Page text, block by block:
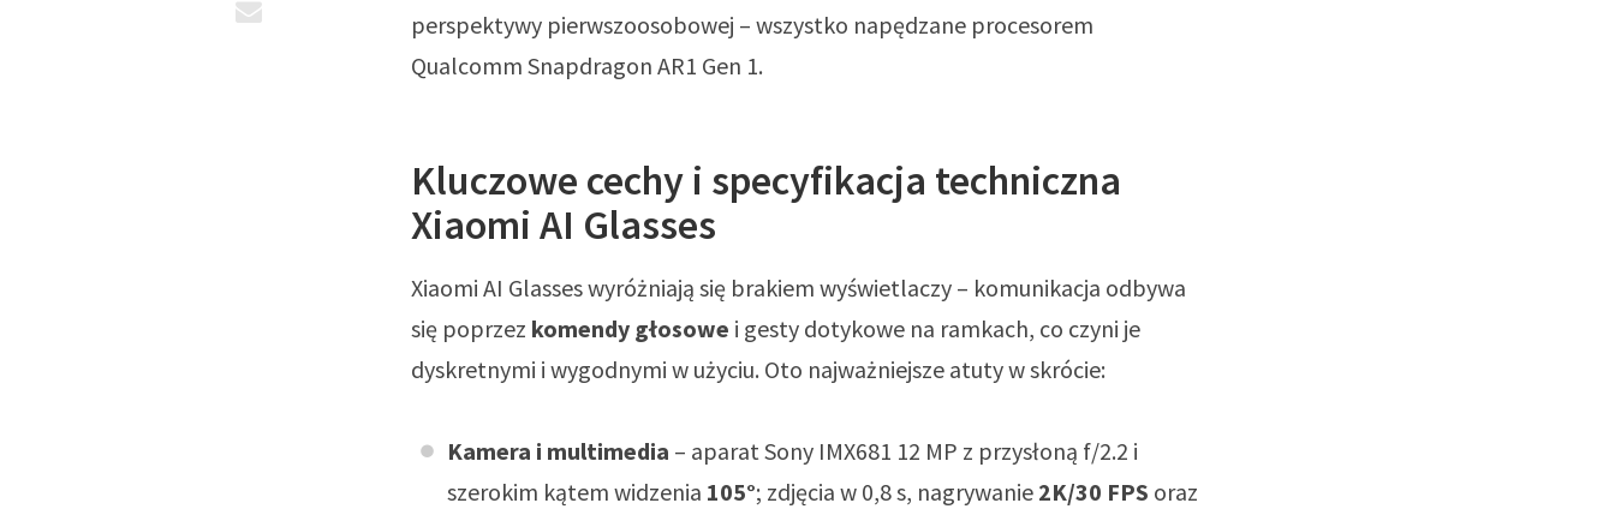
perspektywy pierwszoosobowej – wszystko napędzane procesorem
Qualcomm Snapdragon AR1 Gen 1.
Kluczowe cechy i specyfikacja techniczna
Xiaomi AI Glasses
Xiaomi AI Glasses wyróżniają się brakiem wyświetlaczy – komunikacja odbywa
się poprzez komendy głosowe i gesty dotykowe na ramkach, co czyni je
dyskretnymi i wygodnymi w użyciu. Oto najważniejsze atuty w skrócie:
Kamera i multimedia – aparat Sony IMX681 12 MP z przysłoną f/2.2 i
szerokim kątem widzenia 105°; zdjęcia w 0,8 s, nagrywanie 2K/30 FPS oraz